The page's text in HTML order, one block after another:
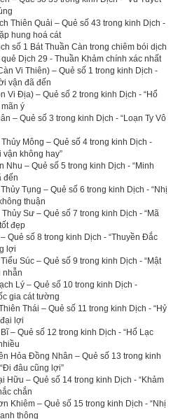
Thiên Quải – Quẻ số 43 trong kinh Dịch -
hung hoá cát
số 1 Bát Thuần Càn trong chiêm bói dịch
Dịch 29 - Thuần Khảm chính xác nhất
Vi Thiên) – Quẻ số 1 trong kinh Dịch -
vận đã đến
Vi Địa) – Quẻ số 2 trong kinh Dịch - “Hổ
ý
– Quẻ số 3 trong kinh Dịch - “Loạn Ty Vô
Mông – Quẻ số 4 trong kinh Dịch -
vận không hay”
Nhu – Quẻ số 5 trong kinh Dịch - “Minh
đến
Tụng – Quẻ số 6 trong kinh Dịch - “Nhị
thuận
Sư – Quẻ số 7 trong kinh Dịch - “Mã
đẹp
Quẻ số 8 trong kinh Dịch - “Thuyền Đắc
lợi
Súc – Quẻ số 9 trong kinh Dịch - “Mật
nhẫn
Lý – Quẻ số 10 trong kinh Dịch -
gia cát tường
Thái – Quẻ số 11 trong kinh Dịch - “Hỷ
lợi
– Quẻ số 12 trong kinh Dịch - “Hổ Lạc
Hỏa Đồng Nhân – Quẻ số 13 trong kinh
đâu cũng lợi”
Hữu – Quẻ số 14 trong kinh Dịch - “Khảm
chắn
Khiêm – Quẻ số 15 trong kinh Dịch - “Nhị
thông